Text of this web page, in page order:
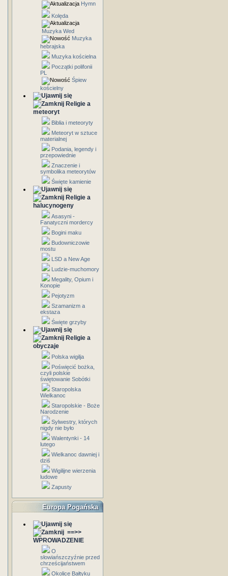
Hymn
Kolęda
Muzyka Wed
Muzyka
hebrajska
Muzyka kościelna
Początki polifonii
PL
Śpiew
kościelny
Religie a
meteoryt
Biblia i meteoryty
Meteoryt w sztuce
materialnej
Podania, legendy i
przepowiednie
Znaczenie i
symbolika meteorytów
Święte kamienie
Religie a
halucynogeny
Asasyni -
Fanatyczni mordercy
Bogini maku
Budowniczowie
mostu
LSD a New Age
Ludzie-muchomory
Megality, Opium i
Konopie
Pejotyzm
Szamanizm a
ekstaza
Święte grzyby
Religie a
obyczaje
Polska wigilja
Poświęcić bożka,
czyli polskie
świętowanie Sobótki
Staropolska
Wielkanoc
Staropolskie - Boże
Narodzenie
Sylwestry, których
nigdy nie było
Walentynki - 14
lutego
Wielkanoc dawniej i
dziś
Wigilijne wierzenia
ludowe
Zapusty
Europa Pogańska
==>>
WPROWADZENIE
O
słowiańszczyźnie przed
chrześcijaństwem
Okolice Bałtyku